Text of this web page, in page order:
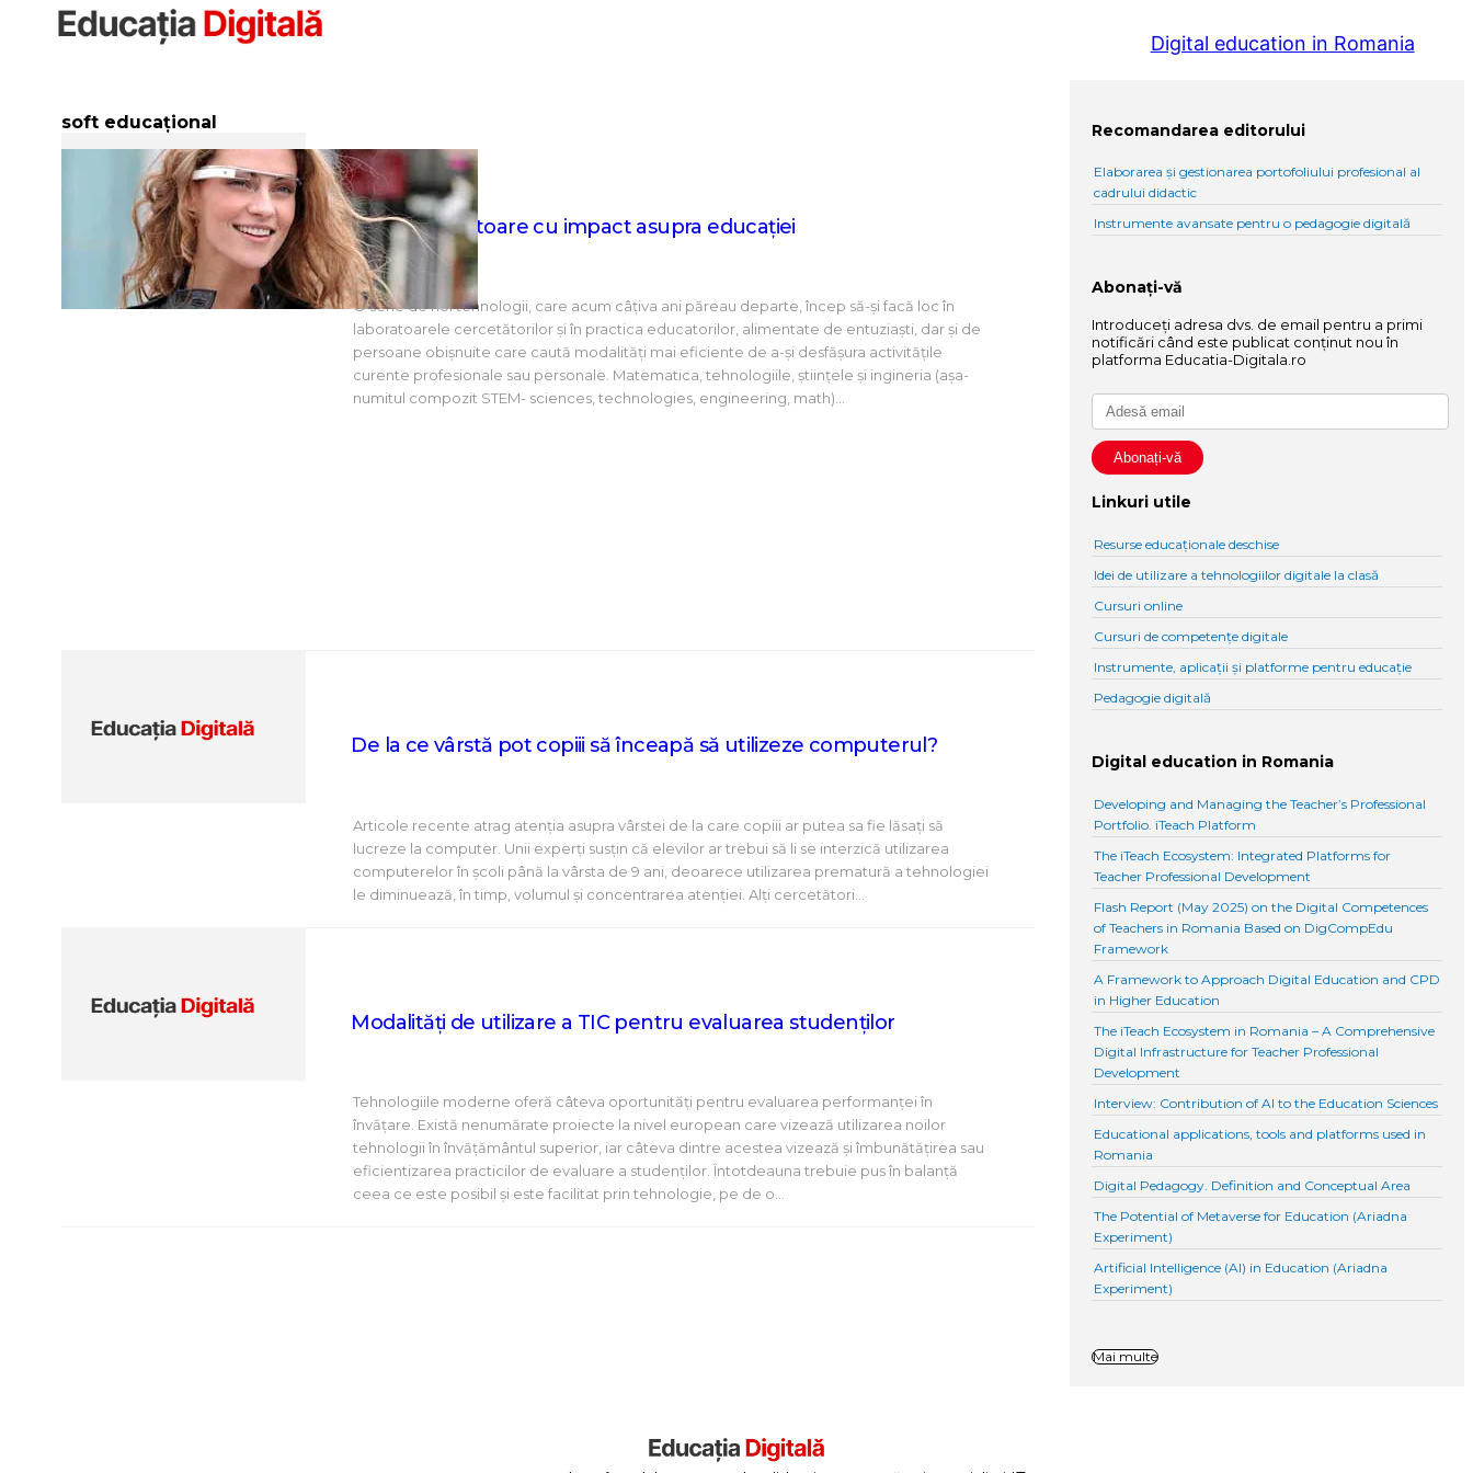
Digital education in Romania
soft educațional
Tehnologii viitoare cu impact asupra educației
O serie de noi tehnologii, care acum câțiva ani păreau departe, încep să-și facă loc în
laboratoarele cercetătorilor și în practica educatorilor, alimentate de entuziaști, dar și de
persoane obișnuite care caută modalități mai eficiente de a-și desfășura activitățile
curente profesionale sau personale. Matematica, tehnologiile, ştiinţele şi ingineria (așa-
numitul compozit STEM- sciences, technologies, engineering, math)…
De la ce vârstă pot copiii să înceapă să utilizeze computerul?
Articole recente atrag atenția asupra vârstei de la care copiii ar putea sa fie lăsați să
lucreze la computer. Unii experți susțin că elevilor ar trebui să li se interzică utilizarea
computerelor în școli până la vârsta de 9 ani, deoarece utilizarea prematură a tehnologiei
le diminuează, în timp, volumul și concentrarea atenției. Alți cercetători…
Modalități de utilizare a TIC pentru evaluarea studenților
Tehnologiile moderne oferă câteva oportunităţi pentru evaluarea performanţei în
învăţare. Există nenumărate proiecte la nivel european care vizează utilizarea noilor
tehnologii în învăţământul superior, iar câteva dintre acestea vizează şi îmbunătăţirea sau
eficientizarea practicilor de evaluare a studenţilor. Întotdeauna trebuie pus în balanţă
ceea ce este posibil şi este facilitat prin tehnologie, pe de o…
Recomandarea editorului
Elaborarea și gestionarea portofoliului profesional al
cadrului didactic
Instrumente avansate pentru o pedagogie digitală
Abonați-vă
Introduceți adresa dvs. de email pentru a primi
notificări când este publicat conținut nou în
platforma Educatia-Digitala.ro
Linkuri utile
Resurse educaționale deschise
Idei de utilizare a tehnologiilor digitale la clasă
Cursuri online
Cursuri de competențe digitale
Instrumente, aplicații și platforme pentru educație
Pedagogie digitală
Digital education in Romania
Developing and Managing the Teacher’s Professional
Portfolio. iTeach Platform
The iTeach Ecosystem: Integrated Platforms for
Teacher Professional Development
Flash Report (May 2025) on the Digital Competences
of Teachers in Romania Based on DigCompEdu
Framework
A Framework to Approach Digital Education and CPD
in Higher Education
The iTeach Ecosystem in Romania – A Comprehensive
Digital Infrastructure for Teacher Professional
Development
Interview: Contribution of AI to the Education Sciences
Educational applications, tools and platforms used in
Romania
Digital Pedagogy. Definition and Conceptual Area
The Potential of Metaverse for Education (Ariadna
Experiment)
Artificial Intelligence (AI) in Education (Ariadna
Experiment)
Mai multe